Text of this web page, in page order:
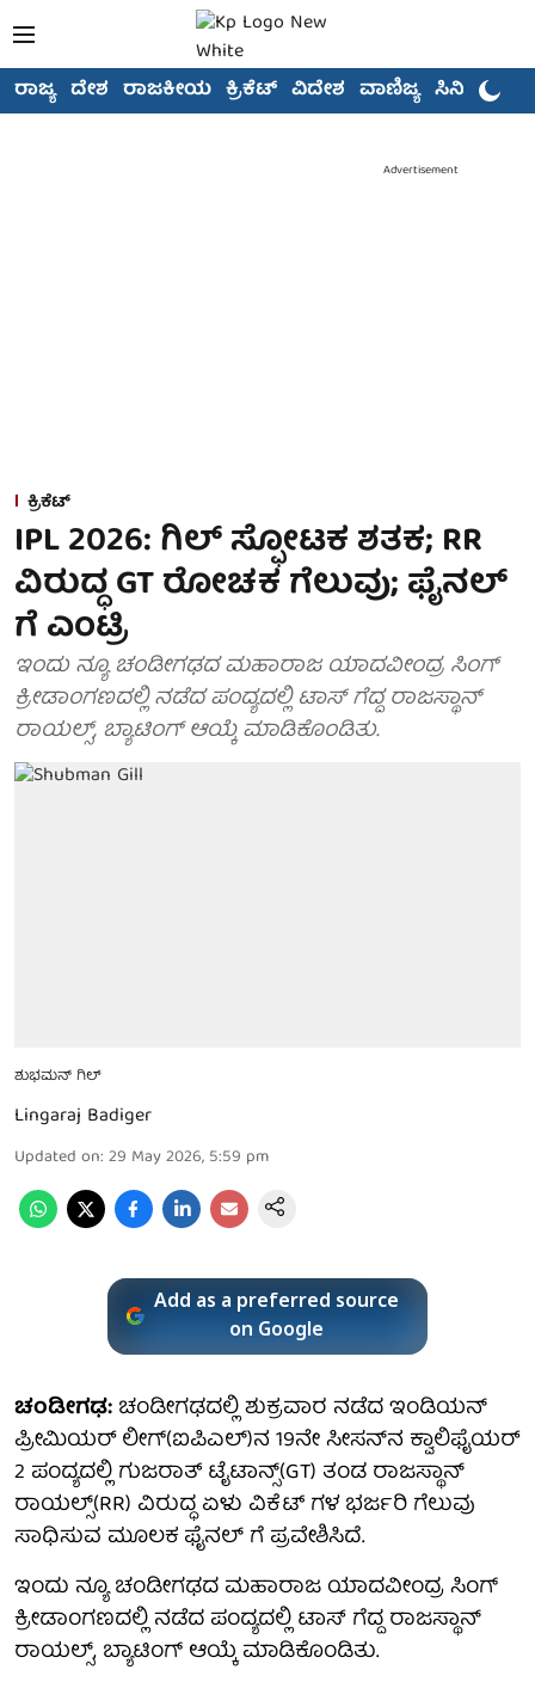
ರಾಜ್ಯ ದೇಶ ರಾಜಕೀಯ ಕ್ರಿಕೆಟ್ ವಿದೇಶ ವಾಣಿಜ್ಯ ಸಿನಿಮಾ
Advertisement
ಕ್ರಿಕೆಟ್
IPL 2026: ಗಿಲ್ ಸ್ಫೋಟಕ ಶತಕ; RR
ವಿರುದ್ಧ GT ರೋಚಕ ಗೆಲುವು; ಫೈನಲ್​​
ಗೆ ಎಂಟ್ರಿ
ಇಂದು ನ್ಯೂ ಚಂಡೀಗಢದ ಮಹಾರಾಜ ಯಾದವೀಂದ್ರ ಸಿಂಗ್
ಕ್ರೀಡಾಂಗಣದಲ್ಲಿ ನಡೆದ ಪಂದ್ಯದಲ್ಲಿ ಟಾಸ್ ಗೆದ್ದ ರಾಜಸ್ಥಾನ್
ರಾಯಲ್ಸ್, ಬ್ಯಾಟಿಂಗ್ ಆಯ್ಕೆ ಮಾಡಿಕೊಂಡಿತು.
ಶುಭಮನ್ ಗಿಲ್
Lingaraj Badiger
Updated on: 29 May 2026, 5:59 pm
Add as a preferred source
on Google
ಚಂಡೀಗಢ:ಚಂಡೀಗಢದಲ್ಲಿ ಶುಕ್ರವಾರ ನಡೆದ ಇಂಡಿಯನ್
ಪ್ರೀಮಿಯರ್ ಲೀಗ್(ಐಪಿಎಲ್)ನ 19ನೇ ಸೀಸನ್​ನ ಕ್ವಾಲಿಫೈಯರ್
2 ಪಂದ್ಯದಲ್ಲಿ ಗುಜರಾತ್ ಟೈಟಾನ್ಸ್(GT) ತಂಡ ರಾಜಸ್ಥಾನ್
ರಾಯಲ್ಸ್(RR) ವಿರುದ್ಧ ಏಳು ವಿಕೆಟ್ ಗಳ ಭರ್ಜರಿ ಗೆಲುವು
ಸಾಧಿಸುವ ಮೂಲಕ ಫೈನಲ್ ಗೆ ಪ್ರವೇಶಿಸಿದೆ.
ಇಂದು ನ್ಯೂ ಚಂಡೀಗಢದ ಮಹಾರಾಜ ಯಾದವೀಂದ್ರ ಸಿಂಗ್
ಕ್ರೀಡಾಂಗಣದಲ್ಲಿ ನಡೆದ ಪಂದ್ಯದಲ್ಲಿ ಟಾಸ್ ಗೆದ್ದ ರಾಜಸ್ಥಾನ್
ರಾಯಲ್ಸ್, ಬ್ಯಾಟಿಂಗ್ ಆಯ್ಕೆ ಮಾಡಿಕೊಂಡಿತು.